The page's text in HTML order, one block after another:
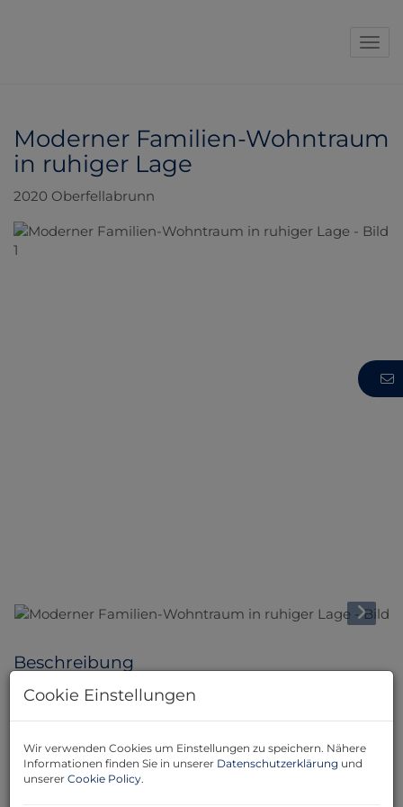
Moderner Familien-Wohntraum
in ruhiger Lage
2020 Oberfellabrunn
Beschreibung
Erreichbarkeit
folgenden Entfernungen zu nachstehenden Orten:
Hollabrunn: 5,4 km
Cookie Einstellungen
Wir verwenden Cookies um Einstellungen zu speichern. Nähere
Informationen finden Sie in unserer Datenschutzerklärung und
unserer Cookie Policy.